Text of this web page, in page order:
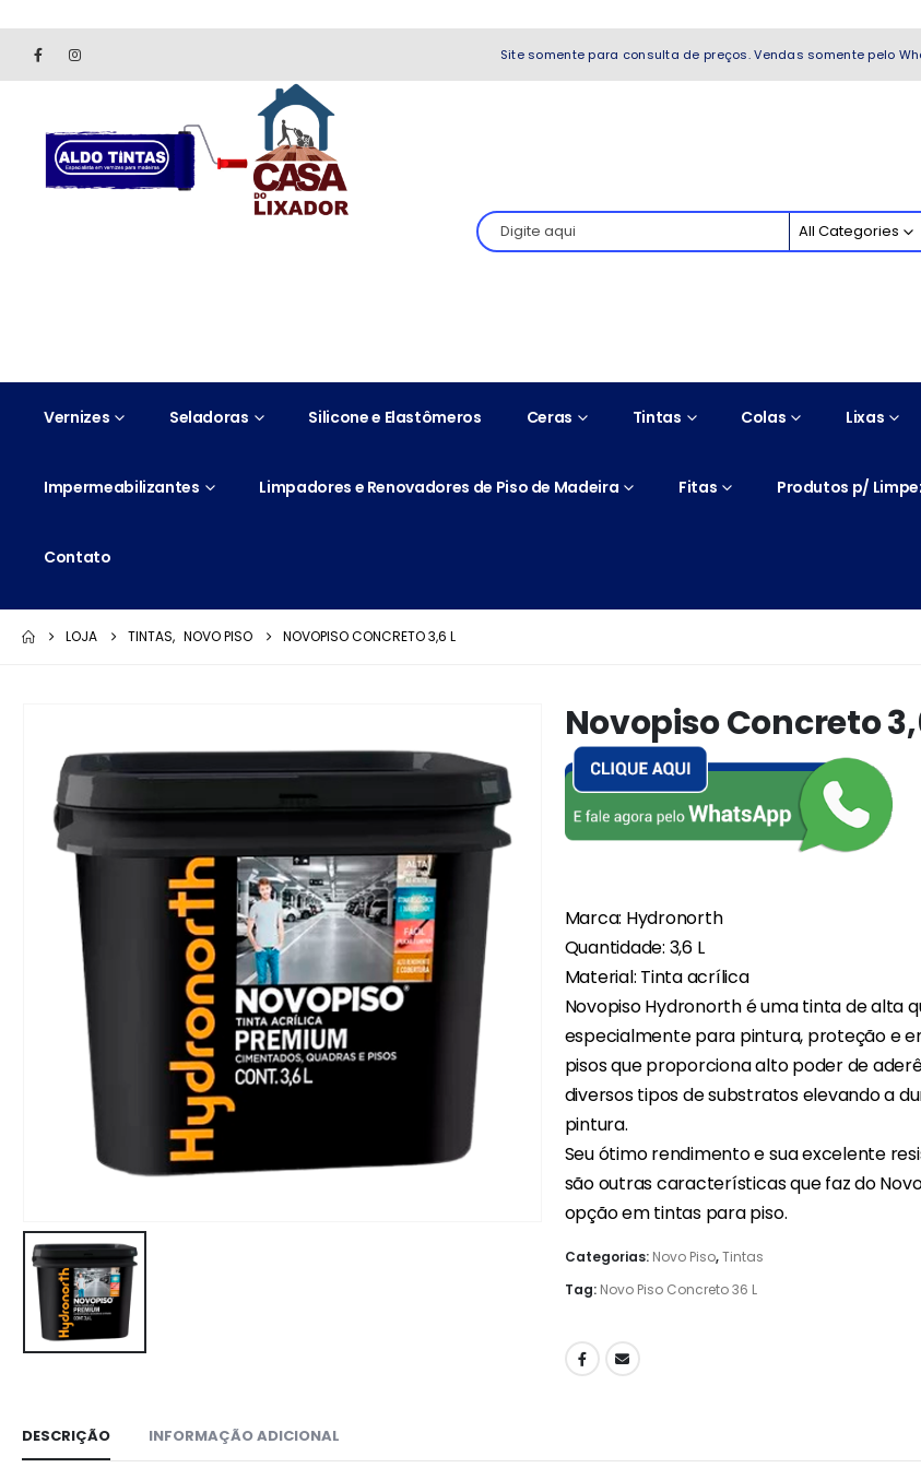
Site somente para consulta de preços. Vendas somente pelo
All Categories
Vernizes Seladoras Silicone e Elastômeros Ceras Tintas Colas Lixas
Impermeabilizantes Limpadores e Renovadores de Piso de Madeira Fitas Produtos p/
Contato
LOJA TINTAS, NOVO PISO NOVOPISO CONCRETO 3,6 L
Novopiso Concreto
Marca: Hydronorth
Quantidade: 3,6 L
Material: Tinta acrílica
Novopiso Hydronorth é uma tinta de alta
especialmente para pintura, proteção e
pisos que proporciona alto poder de
diversos tipos de substratos elevando a
pintura.
Seu ótimo rendimento e sua excelente
são outras características que faz do
opção em tintas para piso.
Categorias: Novo Piso,Tintas
Tag: Novo Piso Concreto 36 L
DESCRIÇÃO INFORMAÇÃO ADICIONAL